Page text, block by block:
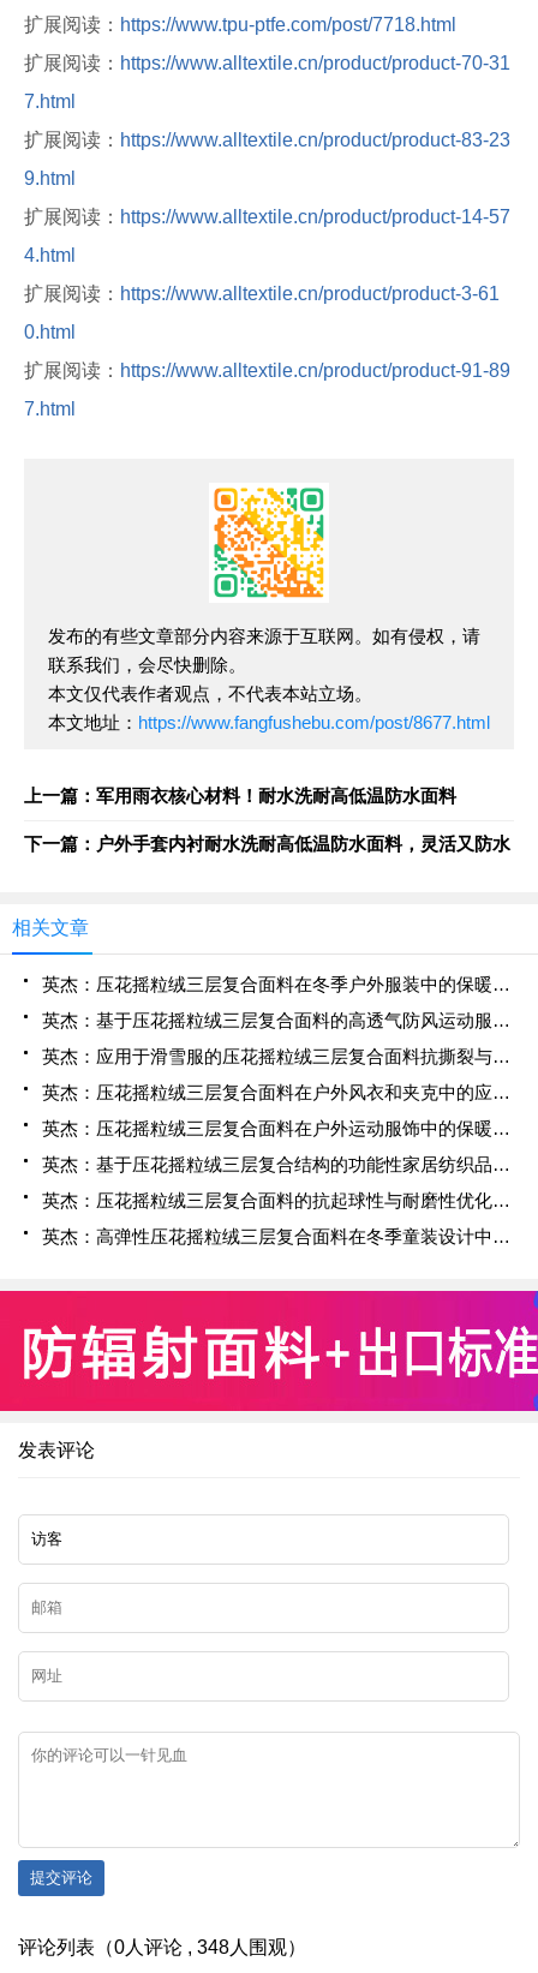
扩展阅读： https://www.tpu-ptfe.com/post/7718.html
扩展阅读： https://www.alltextile.cn/product/product-70-31
7.html
扩展阅读： https://www.alltextile.cn/product/product-83-23
9.html
扩展阅读： https://www.alltextile.cn/product/product-14-57
4.html
扩展阅读： https://www.alltextile.cn/product/product-3-61
0.html
扩展阅读： https://www.alltextile.cn/product/product-91-89
7.html
发布的有些文章部分内容来源于互联网。如有侵权，请
联系我们，会尽快删除。
本文仅代表作者观点，不代表本站立场。
本文地址： https://www.fangfushebu.com/post/8677.html
上一篇：军用雨衣核心材料！耐水洗耐高低温防水面料
下一篇：户外手套内衬耐水洗耐高低温防水面料，灵活又防水
相关文章
英杰：压花摇粒绒三层复合面料在冬季户外服装中的保暖性能优化研究
英杰：基于压花摇粒绒三层复合面料的高透气防风运动服饰开发
英杰：应用于滑雪服的压花摇粒绒三层复合面料抗撕裂与耐磨性提升技术
英杰：压花摇粒绒三层复合面料在户外风衣和夹克中的应用与性能
英杰：压花摇粒绒三层复合面料在户外运动服饰中的保暖与透气性能研究
英杰：基于压花摇粒绒三层复合结构的功能性家居纺织品开发与应用
英杰：压花摇粒绒三层复合面料的抗起球性与耐磨性优化技术分析
英杰：高弹性压花摇粒绒三层复合面料在冬季童装设计中的应用实践
发表评论
提交评论
评论列表（0人评论 , 348人围观）